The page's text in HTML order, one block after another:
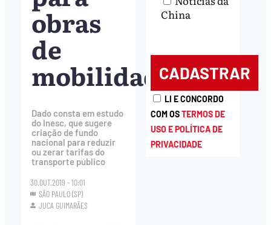
obras
de
mobilidade
Dado consta em estudo
do Inesc, que sugere
criação de fundo
nacional para reduzir
ou zerar tarifas do
transporte público
30.OUT.2019 - 10:01
SÃO PAULO (SP)
JUCA GUIMARÃES
China
LI E CONCORDO
COM OSTERMOS DE
USO E POLÍTICA DE
PRIVACIDADE